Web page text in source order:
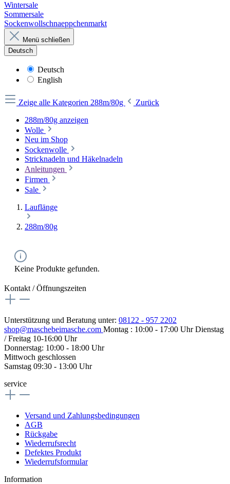
Wintersale
Sommersale
Sockenwollschnaeppchenmarkt
Menü schließen
Deutsch
Deutsch
English
Zeige alle Kategorien 288m/80g
Zurück
288m/80g anzeigen
Wolle
Neu im Shop
Sockenwolle
Stricknadeln und Häkelnadeln
Anleitungen
Firmen
Sale
Lauflänge
288m/80g
Keine Produkte gefunden.
Kontakt / Öffnungszeiten
Unterstützung und Beratung unter: 08122 - 957 2202
shop@maschebeimasche.com Montag : 10:00 - 17:00 Uhr Dienstag
/ Freitag 10-16:00 Uhr
Donnerstag: 10:00 - 18:00 Uhr
Mittwoch geschlossen
Samstag 09:30 - 13:00 Uhr
service
Versand und Zahlungsbedingungen
AGB
Rückgabe
Wiederrufsrecht
Defektes Produkt
Wiederrufsformular
Information